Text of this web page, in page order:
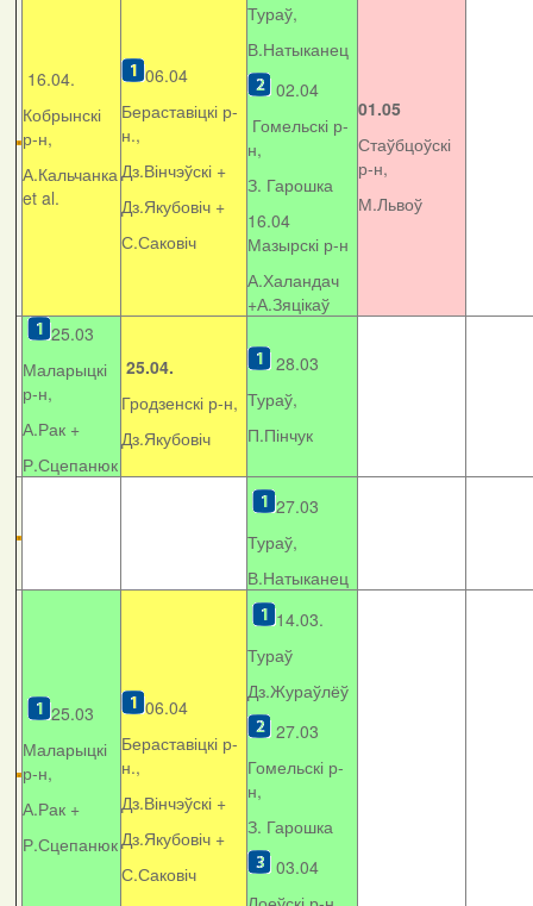
16.04.
Кобрынскі
р-н,
А.Кальчанка
et al.
06.04
Бераставіцкі р-
н.,
Дз.Вінчэўскі +
Дз.Якубовіч +
С.Саковіч
Тураў,
В.Натыканец
02.04
Гомельскі р-
н,
З. Гарошка
16.04
Мазырскі р-н
А.Халандач
+А.Зяцікаў
01.05
Стаўбцоўскі
р-н,
М.Львоў
25.03
Маларыцкі
р-н,
А.Рак +
Р.Сцепанюк
25.04.
Гродзенскі р-н,
Дз.Якубовіч
28.03
Тураў,
П.Пінчук
27.03
Тураў,
В.Натыканец
25.03
Маларыцкі
р-н,
А.Рак +
Р.Сцепанюк
06.04
Бераставіцкі р-
н.,
Дз.Вінчэўскі +
Дз.Якубовіч +
С.Саковіч
14.03.
Тураў
Дз.Жураўлёў
27.03
Гомельскі р-
н,
З. Гарошка
03.04